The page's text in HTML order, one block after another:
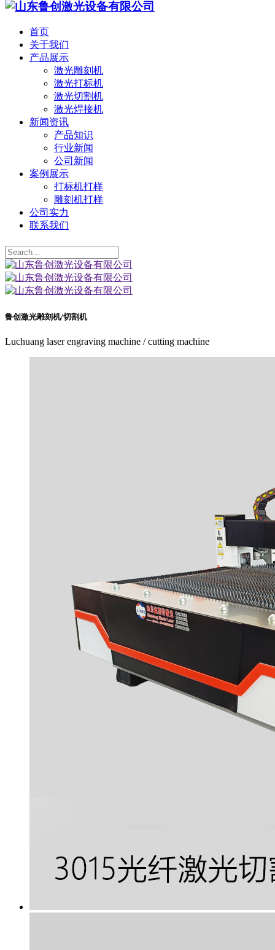
首页
关于我们
产品展示
激光雕刻机
激光打标机
激光切割机
激光焊接机
新闻资讯
产品知识
行业新闻
公司新闻
案例展示
打标机打样
雕刻机打样
公司实力
联系我们
鲁创激光雕刻机/切割机
Luchuang laser engraving machine / cutting machine